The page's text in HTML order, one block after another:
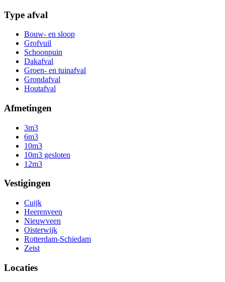
Type afval
Bouw- en sloop
Grofvuil
Schoonpuin
Dakafval
Groen- en tuinafval
Grondafval
Houtafval
Afmetingen
3m3
6m3
10m3
10m3 gesloten
12m3
Vestigingen
Cuijk
Heerenveen
Nieuwveen
Oisterwijk
Rotterdam-Schiedam
Zeist
Locaties